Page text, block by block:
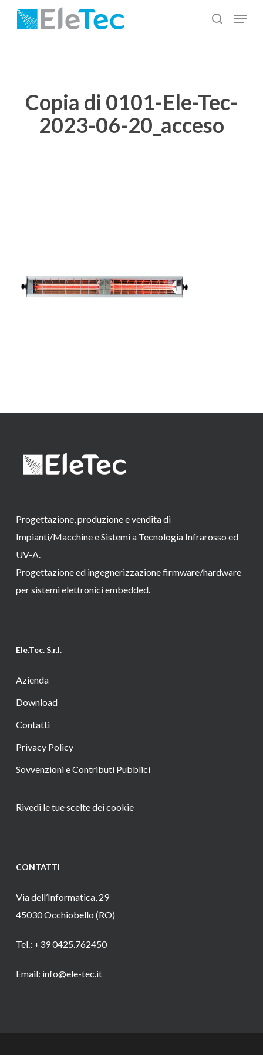
Salta
cerca
Menu
Copia di 0101-Ele-Tec-
2023-06-20_acceso
Progettazione, produzione e vendita di
Impianti/Macchine e Sistemi a Tecnologia Infrarosso ed
UV-A.
Progettazione ed ingegnerizzazione firmware/hardware
per sistemi elettronici embedded.
Ele.Tec. S.r.l.
Azienda
Download
Contatti
Privacy Policy
Sovvenzioni e Contributi Pubblici
Rivedi le tue scelte dei cookie
CONTATTI
Via dell’Informatica, 29
45030 Occhiobello (RO)
Tel.: +39 0425.762450
Email: info@ele-tec.it